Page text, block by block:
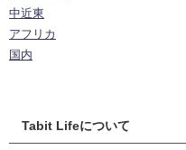
中近東
アフリカ
国内
Tabit Lifeについて